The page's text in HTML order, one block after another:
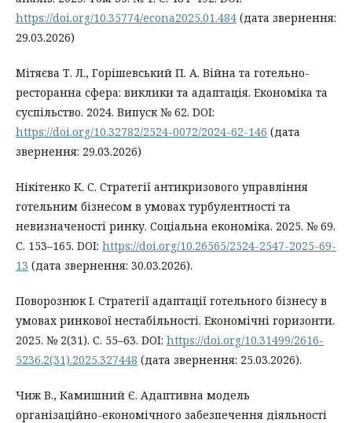
https://doi.org/10.35774/econa2025.01.484 (дата звернення:
29.03.2026)
Мітяєва Т. Л., Горішевський П. А. Війна та готельно-
ресторанна сфера: виклики та адаптація. Економіка та
суспільство. 2024. Випуск № 62. DOI:
https://doi.org/10.32782/2524-0072/2024-62-146 (дата
звернення: 29.03.2026)
Нікітенко К. С. Стратегії антикризового управління
готельним бізнесом в умовах турбулентності та
невизначеності ринку. Соціальна економіка. 2025. № 69.
С. 153–165. DOI: https://doi.org/10.26565/2524-2547-2025-69-
13 (дата звернення: 30.03.2026).
Поворознюк І. Стратегії адаптації готельного бізнесу в
умовах ринкової нестабільності. Економічні горизонти.
2025. № 2(31). С. 55–63. DOI: https://doi.org/10.31499/2616-
5236.2(31).2025.327448 (дата звернення: 25.03.2026).
Чиж В., Камишний Є. Адаптивна модель
організаційно-економічного забезпечення діяльності